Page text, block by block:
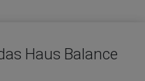
Haus Balance